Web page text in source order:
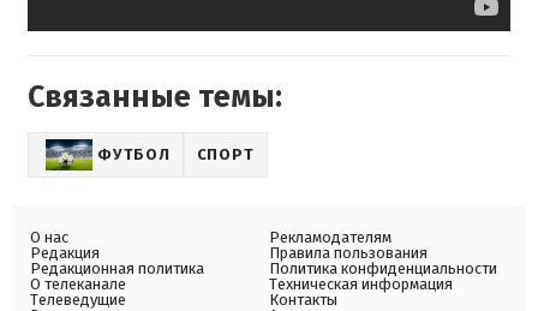
Связанные темы:
ФУТБОЛ СПОРТ
О нас
Редакция
Редакционная политика
О телеканале
Телеведущие
Рекламодателям
Правила пользования
Политика конфиденциальности
Техническая информация
Контакты